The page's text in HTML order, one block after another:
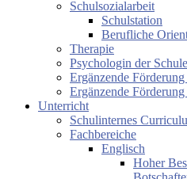
Schulsozialarbeit
Schulstation
Berufliche
Therapie
Psychologin der Schule
Ergänzende
Ergänzende
Unterricht
Schulinternes
Fachbereiche
Englisch
Hoher